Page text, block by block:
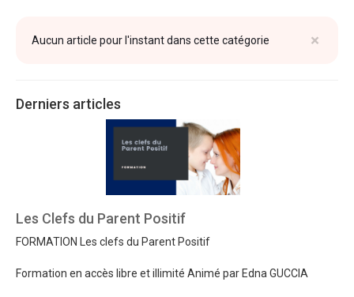
×
Aucun article pour l'instant dans cette catégorie
Derniers articles
Les Clefs du Parent Positif
FORMATION Les clefs du Parent Positif
Formation en accès libre et illimité Animé par Edna GUCCIA